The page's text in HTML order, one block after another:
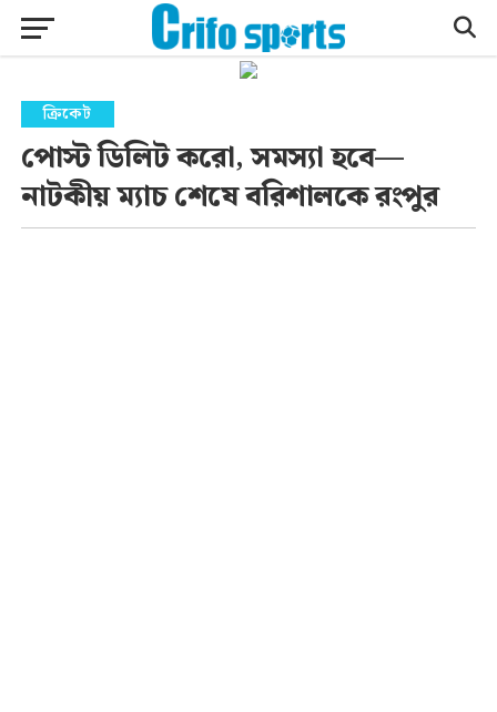
ক্রিকেট
পোস্ট ডিলিট করো, সমস্যা হবে—
নাটকীয় ম্যাচ শেষে বরিশালকে রংপুর